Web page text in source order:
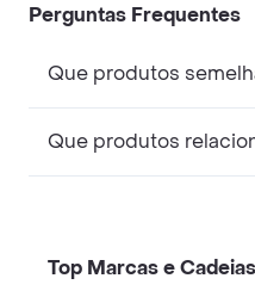
Perguntas Frequentes
Que produtos
Que produtos
Top Marcas e